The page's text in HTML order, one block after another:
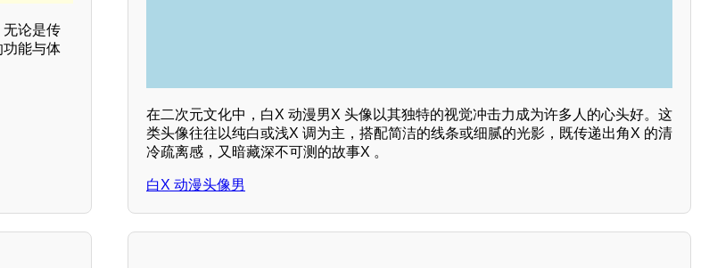
无论是传
功能与体
在二次元文化中，白X 动漫男X 头像以其独特的视觉冲击力成为许多人的心头好。这
类头像往往以纯白或浅X 调为主，搭配简洁的线条或细腻的光影，既传递出角X 的清
冷疏离感，又暗藏深不可测的故事X 。
白X 动漫头像男